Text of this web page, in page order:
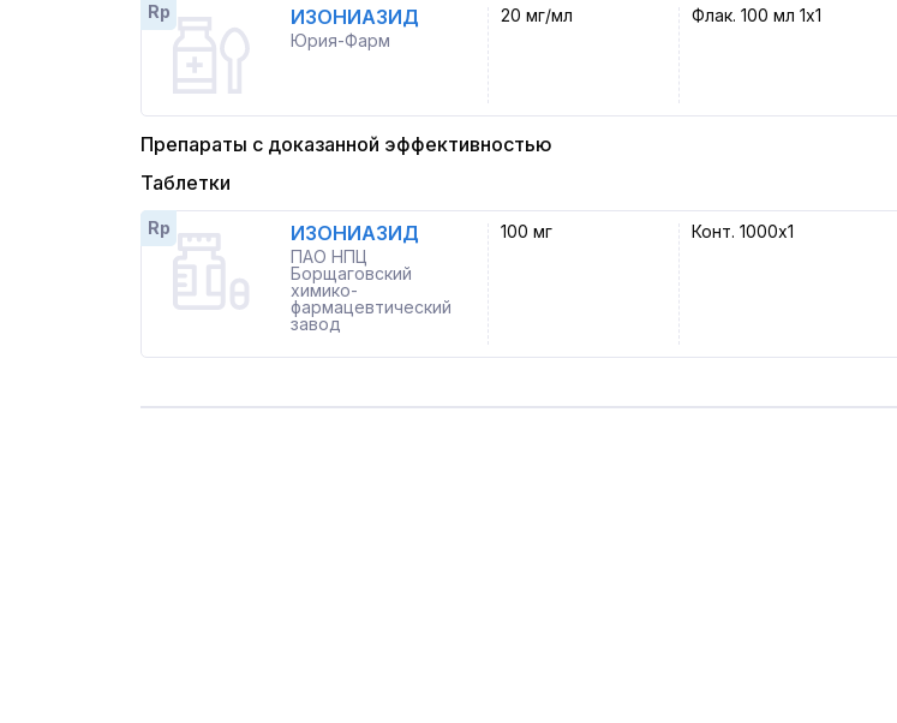
Rp ИЗОНИАЗИД
Юрия-Фарм
20 мг/мл Флак. 100 мл 1x1
Препараты с доказанной эффективностью
Таблетки
Rp ИЗОНИАЗИД
ПАО НПЦ
Борщаговский
химико-
фармацевтический
завод
100 мг Конт. 1000x1